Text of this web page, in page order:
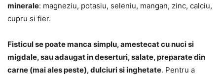
minerale: magneziu, potasiu, seleniu, mangan, zinc, calciu,
cupru si fier.
Fisticul se poate manca simplu, amestecat cu nuci si
migdale, sau adaugat in deserturi, salate, preparate din
carne (mai ales peste), dulciuri si inghetate. Pentru a